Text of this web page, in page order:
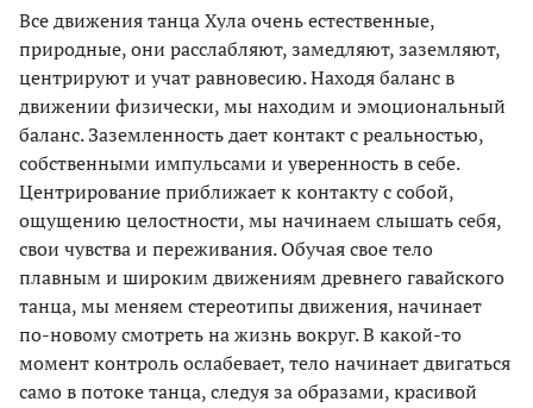
Все движения танца Хула очень естественные,
природные, они расслабляют, замедляют, заземляют,
центрируют и учат равновесию. Находя баланс в
движении физически, мы находим и эмоциональный
баланс. Заземленность дает контакт с реальностью,
собственными импульсами и уверенность в себе.
Центрирование приближает к контакту с собой,
ощущению целостности, мы начинаем слышать себя,
свои чувства и переживания. Обучая свое тело
плавным и широким движениям древнего гавайского
танца, мы меняем стереотипы движения, начинает
по-новому смотреть на жизнь вокруг. В какой-то
момент контроль ослабевает, тело начинает двигаться
само в потоке танца, следуя за образами, красивой